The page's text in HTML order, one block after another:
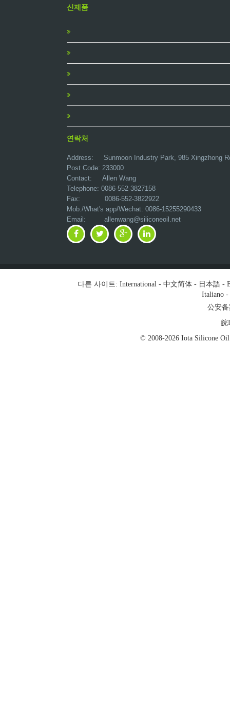
신제품
연락처
Address: Sunmoon Industry Park, 985 Xingzhong
Post Code: 233000
Contact: Allen Wang
Telephone: 0086-552-3827158
Fax: 0086-552-3822922
Mob./What's app/Wechat: 0086-15255290433
Email: allenwang@siliconeoil.net
다른 사이트: International- 中文简体- 日本語-
Italiano-
公安备
皖
© 2008-2026 Iota Silicone